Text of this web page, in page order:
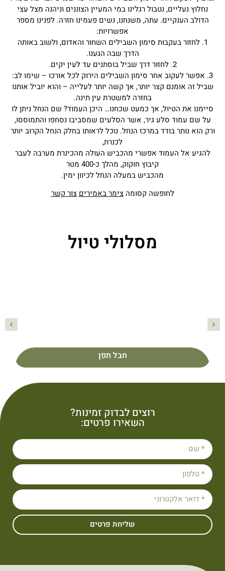
נחלוץ נעליים, נטבול רגלינו במי המעיין הצוננים וניהנה מצל עצי
הדולב הענקיים. עתה, משנחנו, נשים פעמינו חזרה. לפנינו מספר
אפשרויות:
1. לחזור בעקבות סימון השבילים השחור והאדום, ולשוב באותה
הדרך שבה הגענו.
2. לחזור דרך שביל בוסתנים עד לעין יקים.
3. אפשר לעקוב אחר סימון השבילים הירוק לכל אורכו – שימו לב:
שביל זה אומנם קצר יותר, אך קשה יותר לעלייה – והוא יוביל אותנו
בחזרה למשטרת עין תינה.
סיימנו את הטיול, אך כמעט שכחנו… היכן העמוד? שם הנחל ניתן לו
על שם עמוד סלע גיר, אשר הסלעים שמסביבו נסחפו והתמוססו,
ורק הוא נותר בודד במרכז הנחל. נוכל לראותו בחלק הנחל הקרוב יותר
לכנרת,
להגיע אל העמוד אפשרי מהכביש העולה מהכינרת מערבה לעבר
קיבוץ חוקוק, מהלך כ-400 מטר
מהכביש במעלה הנחל לכיוון ימין.
לחופשה קסומהצימר באמירים צור קשר
מסלולי טיול
חבל תפן
רוצים לבדוק זמינות?
השאירו פרטים:
שליחת פרטים